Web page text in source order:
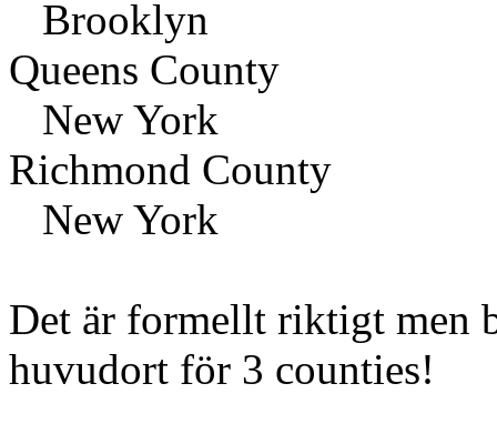
Brooklyn
Queens County
New York
Richmond County
New York
Det är formellt riktigt men
huvudort för 3 counties!